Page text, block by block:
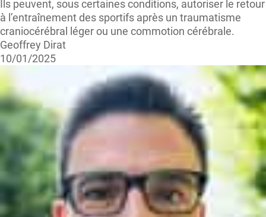
Ils peuvent, sous certaines conditions, autoriser le retour
à l’entraînement des sportifs après un traumatisme
craniocérébral léger ou une commotion cérébrale.
Geoffrey Dirat
10/01/2025